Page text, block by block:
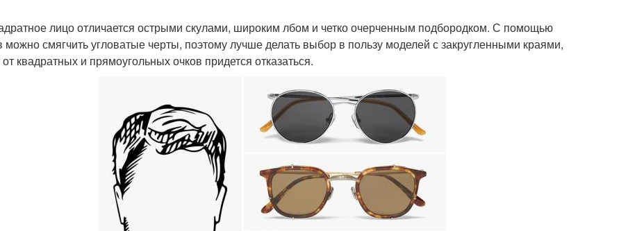
лицо отличается острыми скулами, широким лбом и четко очерченным подбородком. С помощью
можно смягчить угловатые черты, поэтому лучше делать выбор в пользу моделей с закругленными краями,
квадратных и прямоугольных очков придется отказаться.